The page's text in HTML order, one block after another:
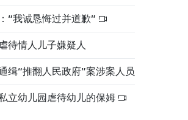
“我诚恳悔过并道歉”
待情人儿子嫌疑人
缉“推翻人民政府”案涉案人员
立幼儿园虐待幼儿的保姆